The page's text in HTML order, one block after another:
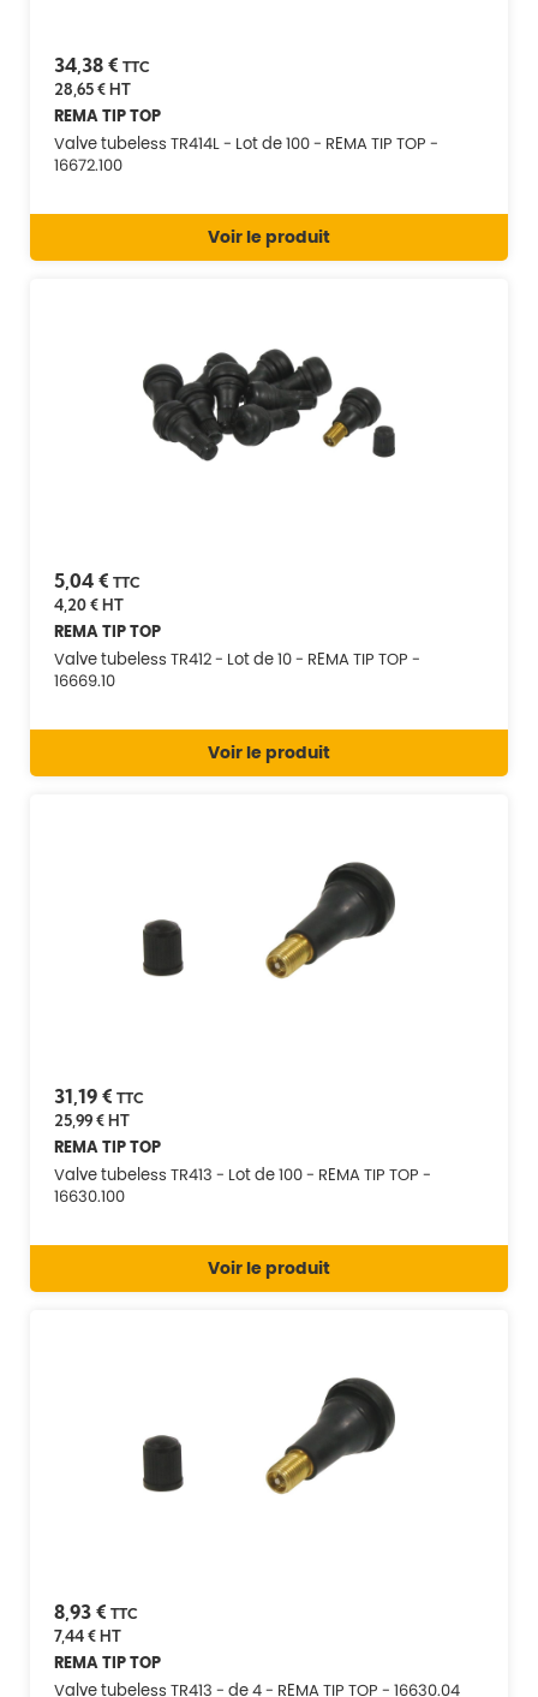
34,38 € TTC
28,65 €HT
REMA TIP TOP
Valve tubeless TR414L - Lot de 100 - REMA TIP TOP -
16672.100
Voir le produit
5,04 € TTC
4,20 €HT
REMA TIP TOP
Valve tubeless TR412 - Lot de 10 - REMA TIP TOP -
16669.10
Voir le produit
31,19 € TTC
25,99 €HT
REMA TIP TOP
Valve tubeless TR413 - Lot de 100 - REMA TIP TOP -
16630.100
Voir le produit
8,93 € TTC
7,44 €HT
REMA TIP TOP
Valve tubeless TR413 - de 4 - REMA TIP TOP - 16630.04